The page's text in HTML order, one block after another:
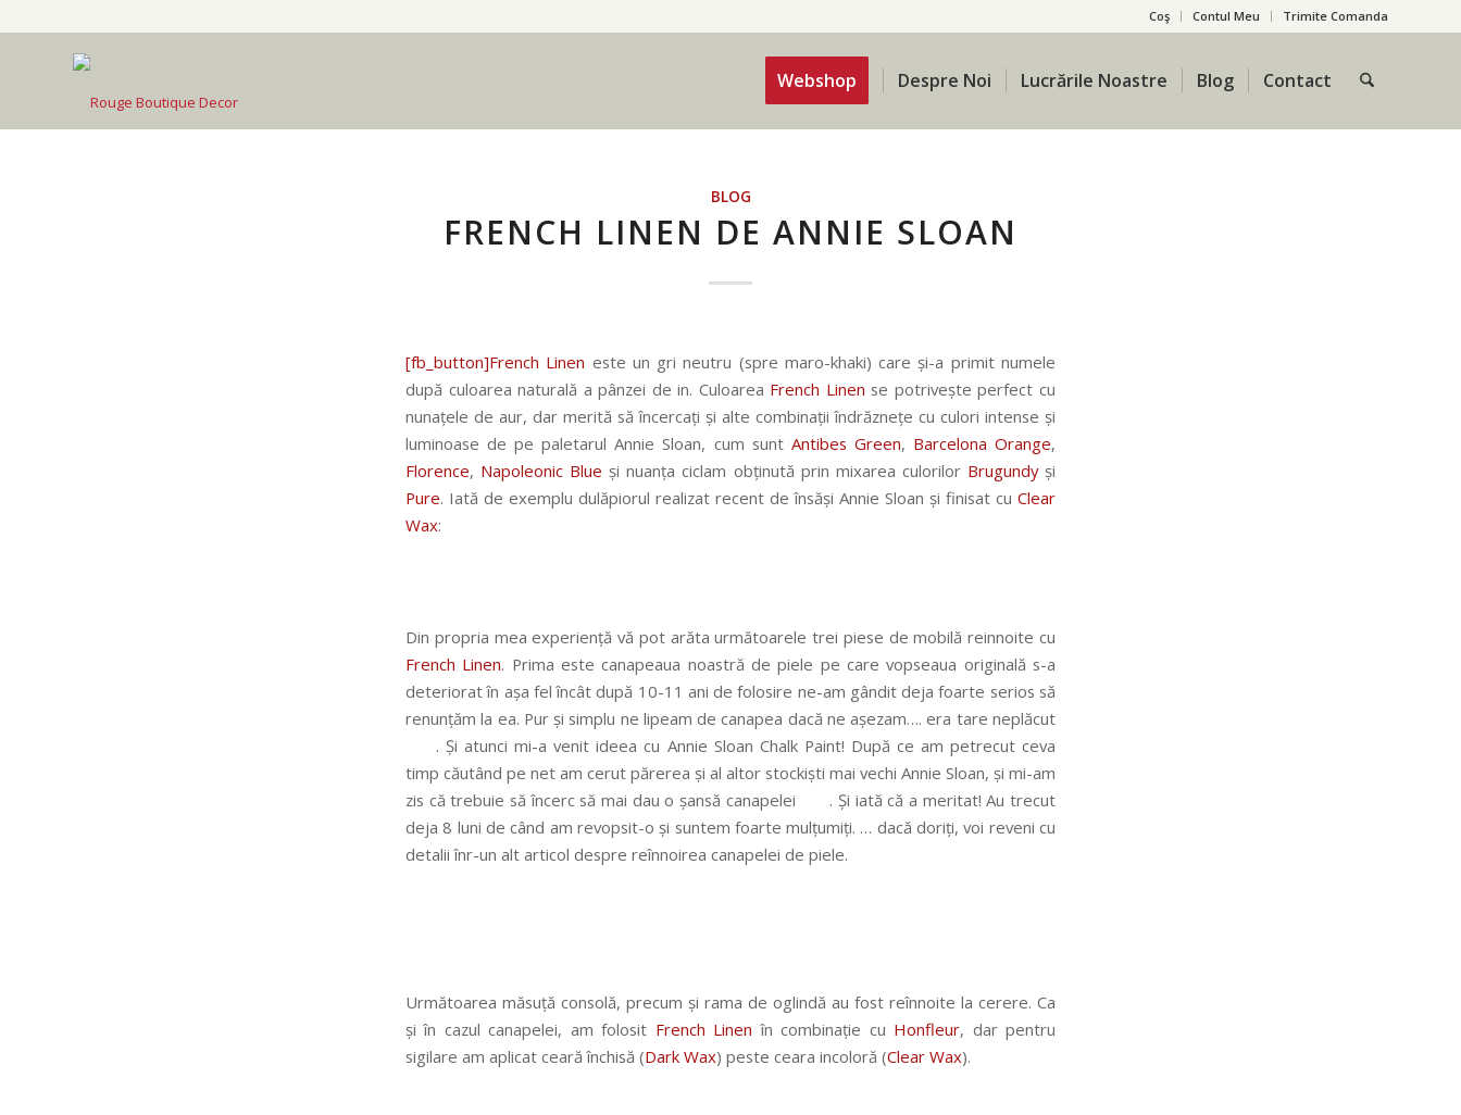
Coş Contul Meu Trimite Comanda
Webshop Despre Noi Lucrările Noastre Blog Contact
BLOG
FRENCH LINEN DE ANNIE SLOAN
[fb_button]French Linen este un gri neutru (spre maro-khaki) care și-a primit numele
după culoarea naturală a pânzei de in. Culoarea French Linen se potrivește perfect cu
nunațele de aur, dar merită să încercați și alte combinații îndrăznețe cu culori intense și
luminoase de pe paletarul Annie Sloan, cum sunt Antibes Green, Barcelona Orange,
Florence, Napoleonic Blue și nuanța ciclam obținută prin mixarea culorilor Brugundyși
Pure. Iată de exemplu dulăpiorul realizat recent de însăși Annie Sloan și finisat cu Clear
Wax:
Din propria mea experiență vă pot arăta următoarele trei piese de mobilă reinnoite cu
French Linen. Prima este canapeaua noastră de piele pe care vopseaua originală s-a
deteriorat în așa fel încât după 10-11 ani de folosire ne-am gândit deja foarte serios să
renunțăm la ea. Pur și simplu ne lipeam de canapea dacă ne așezam…. era tare neplăcut
. Și atunci mi-a venit ideea cu Annie Sloan Chalk Paint! După ce am petrecut ceva
timp căutând pe net am cerut părerea și al altor stockiști mai vechi Annie Sloan, și mi-am
zis că trebuie să încerc să mai dau o șansă canapelei
. Și iată că a meritat! Au trecut
deja 8 luni de când am revopsit-o și suntem foarte mulțumiți. … dacă doriți, voi reveni cu
detalii înr-un alt articol despre reînnoirea canapelei de piele.
Următoarea măsuță consolă, precum și rama de oglindă au fost reînnoite la cerere. Ca
și în cazul canapelei, am folosit French Linen în combinație cu Honfleur, dar pentru
sigilare am aplicat ceară închisă (Dark Wax) peste ceara incoloră (Clear Wax).